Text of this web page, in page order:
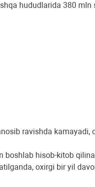
hududlarida 380 mln
ravishda kamayadi,
boshlab hisob-kitob
oxirgi bir yil